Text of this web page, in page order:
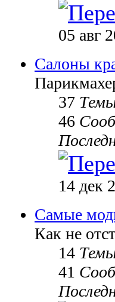
05 авг
Салоны
37
46
14 дек
Самые
Как не
14
41